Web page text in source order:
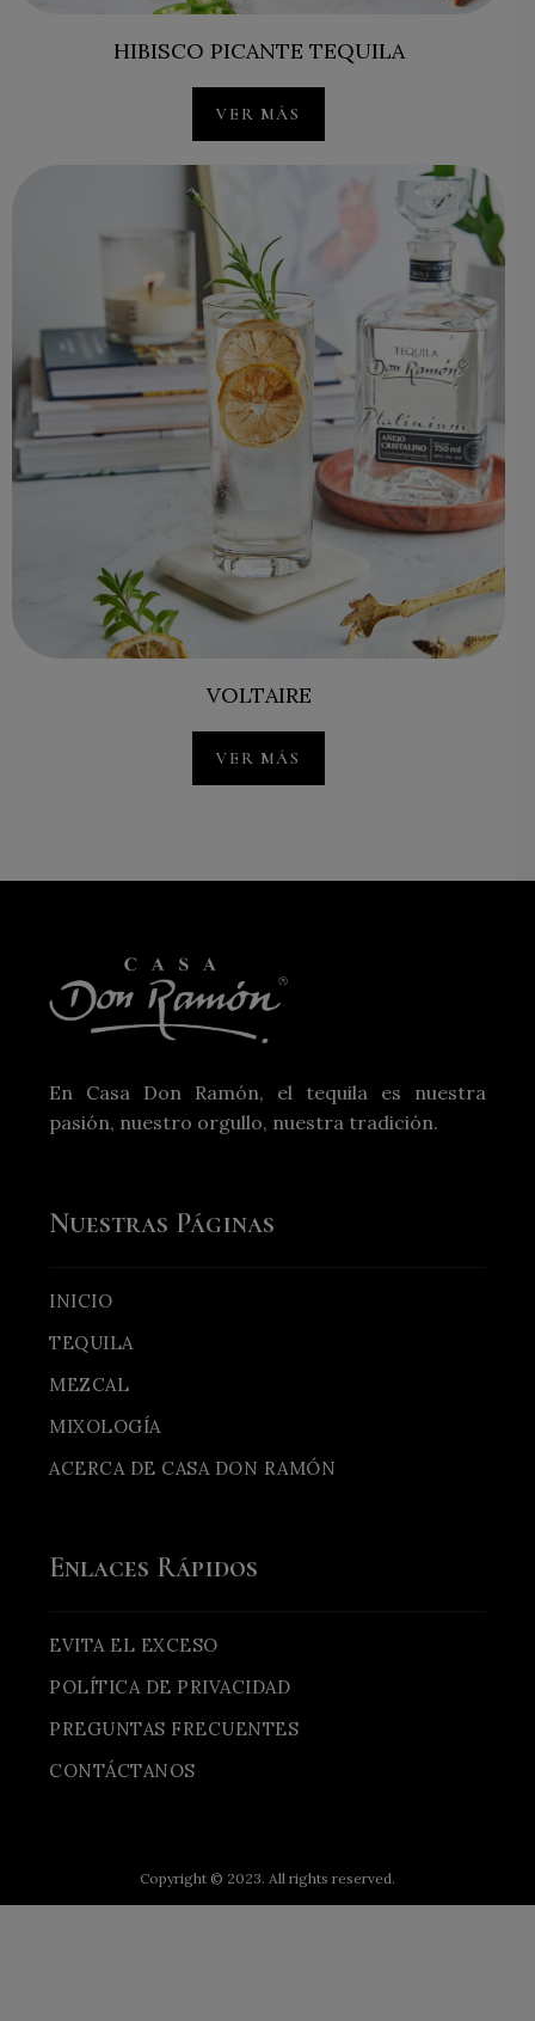
HIBISCO PICANTE TEQUILA
VER MÁS
VOLTAIRE
VER MÁS
En Casa Don Ramón, el tequila es nuestra
pasión, nuestro orgullo, nuestra tradición.
Nuestras Páginas
INICIO
TEQUILA
MEZCAL
MIXOLOGÍA
ACERCA DE CASA DON RAMÓN
Enlaces Rápidos
EVITA EL EXCESO
POLÍTICA DE PRIVACIDAD
PREGUNTAS FRECUENTES
CONTÁCTANOS
Copyright © 2023. All rights reserved.